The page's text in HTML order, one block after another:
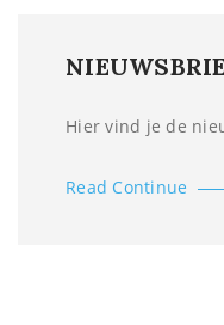
Hier vind je de
Read Continue